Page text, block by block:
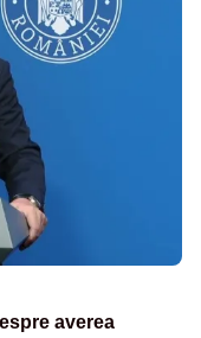
averea